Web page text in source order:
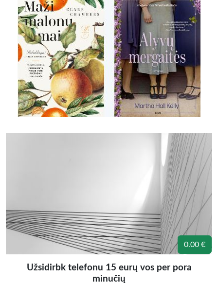
0.00 €
Užsidirbk telefonu 15 eurų vos per pora
minučių